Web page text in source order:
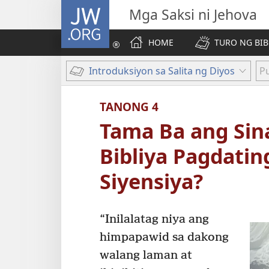
JW.ORG Mga Saksi ni Jehova
HOME
TURO NG
Introduksiyon sa Salita ng Diyos
TANONG 4
Tama Ba ang
Bibliya
Siyensiya?
“Inilalatag niya ang
himpapawid sa dakong
walang laman at